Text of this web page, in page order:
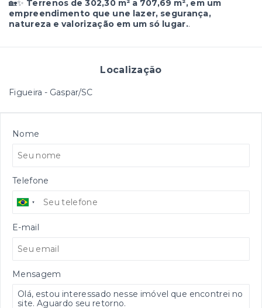
🏡✨ Terrenos de 302,30 m² a 707,69 m², em um
empreendimento que une lazer, segurança,
natureza e valorização em um só lugar..
Localização
Figueira - Gaspar/SC
Nome
Telefone
E-mail
Mensagem